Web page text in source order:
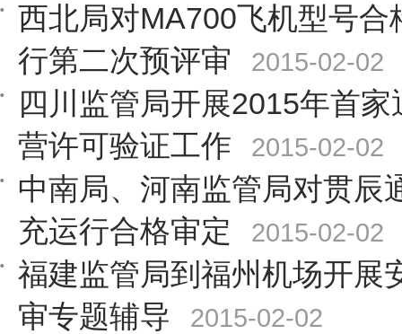
西北局对MA700飞机型号合
行第二次预评审
2015-02-02
四川监管局开展2015年首家
营许可验证工作
2015-02-02
中南局、河南监管局对贯辰
充运行合格审定
2015-02-02
福建监管局到福州机场开展
审专题辅导
2015-02-02